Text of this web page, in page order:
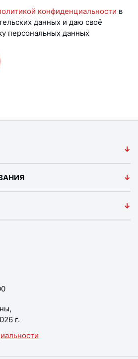
конфиденциальности в
данных и даю своё
персональных данных
г.